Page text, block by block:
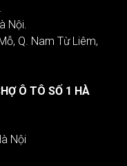
Nội.
Q. Nam Từ Liêm,
Ô TÔ SỐ 1 HÀ
Nội